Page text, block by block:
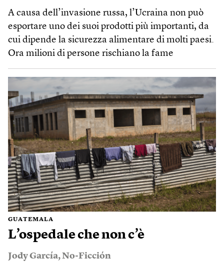
A causa dell’invasione russa, l’Ucraina non può
esportare uno dei suoi prodotti più importanti, da
cui dipende la sicurezza alimentare di molti paesi.
Ora milioni di persone rischiano la fame
GUATEMALA
L’ospedale che non c’è
Jody García,No-Ficción